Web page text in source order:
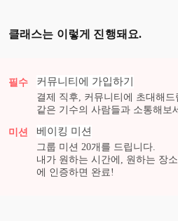
클래스는 이렇게 진행돼요.
필수 커뮤니티에 가입하기
결제 직후, 커뮤니티에 초대해
같은 기수의 사람들과 소통해보
미션 베이킹 미션
그룹 미션 20개를 드립니다.
내가 원하는 시간에, 원하는 장
에 인증하면 완료!